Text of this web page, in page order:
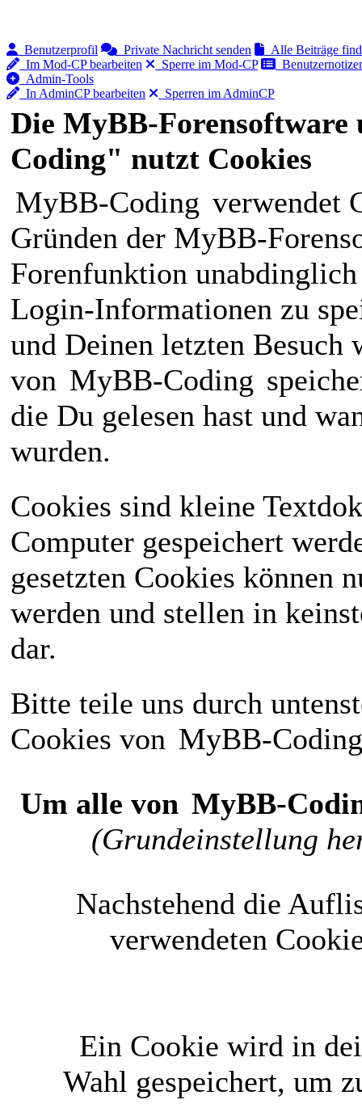
Benutzerprofil Private Nachricht senden
Alle Beiträge
Im Mod-CP bearbeiten
Sperre im Mod-CP
Admin-Tools
In AdminCP bearbeiten
Sperren im AdminCP
Die MyBB-
Coding" nutzt Cookies
MyBB-Coding verwendet
Gründen der MyBB-
Forenfunktion
Login-Informationen zu
und Deinen letzten Besuch
von MyBB-Coding
die Du gelesen hast und
wurden.
Cookies sind kleine
Computer gespeichert
gesetzten Cookies können
werden und stellen in
dar.
Bitte teile uns durch
Cookies von MyBB-Coding
Um alle von MyBB-
(Grundeinstellung
Nachstehend die
verwendeten
Ein Cookie wird in
Wahl gespeichert, um